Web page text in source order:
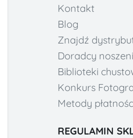
Kontakt
Blog
Znajdź
Doradcy
Biblioteki
Konkurs
Metody
REGULAMIN